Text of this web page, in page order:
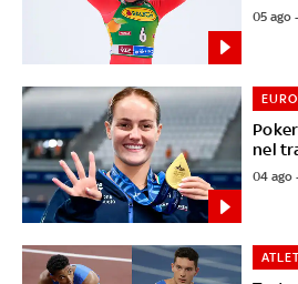
05 ago
nel
04 ago